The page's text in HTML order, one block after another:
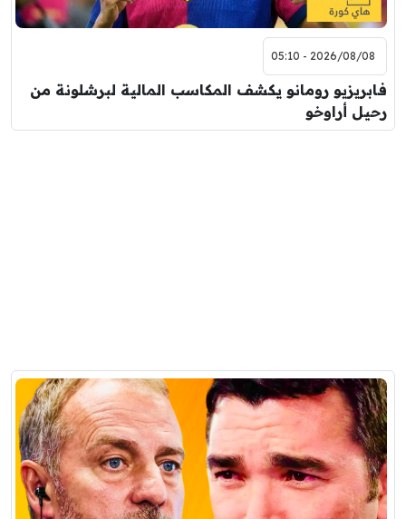
2026/08/08 - 05:10
فابريزيو رومانو يكشف المكاسب المالية لبرشلونة من
رحيل أراوخو